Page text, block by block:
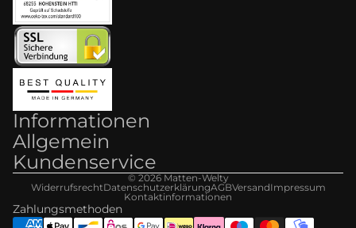
Informationen
Allgemein
Kundenservice
© 2026Matten-Welty
WiderrufsrechtDatenschutzerklärungAGBVersandImpressum
Kontaktinformationen
Zahlungsmethoden